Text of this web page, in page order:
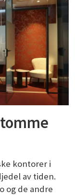
kontorer i
av tiden.
og de andre